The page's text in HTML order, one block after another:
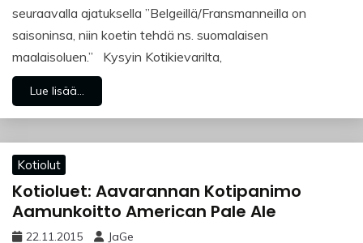
seuraavalla ajatuksella ”Belgeillä/Fransmanneilla on
saisoninsa, niin koetin tehdä ns. suomalaisen
maalaisoluen.” Kysyin Kotikievarilta,
Lue lisää...
Kotiolut
Kotioluet: Aavarannan Kotipanimo
Aamunkoitto American Pale Ale
22.11.2015 JaGe